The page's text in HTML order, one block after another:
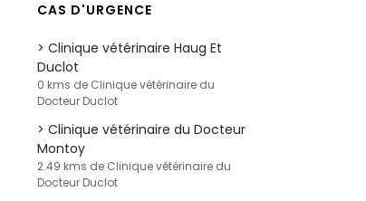
CAS D'URGENCE
Clinique vétérinaire Haug Et
Duclot
0 kms de Clinique vétérinaire du
Docteur Duclot
Clinique vétérinaire du Docteur
Montoy
2.49 kms de Clinique vétérinaire du
Docteur Duclot